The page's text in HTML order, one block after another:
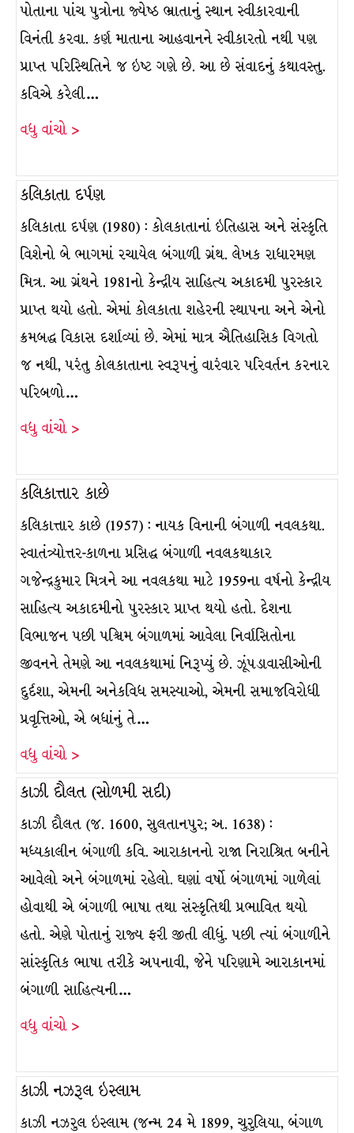
પોતાના પાંચ પુત્રોના જ્યેષ્ઠ ભ્રાતાનું સ્થાન સ્વીકારવાની
વિનંતી કરવા. કર્ણ માતાના આહવાનને સ્વીકારતો નથી પણ
પ્રાપ્ત પરિસ્થિતિને જ ઇષ્ટ ગણે છે. આ છે સંવાદનું કથાવસ્તુ.
કવિએ કરેલી…
વધુ વાંચો >
કલિકાતા દર્પણ
કલિકાતા દર્પણ (1980) : કોલકાતાનાં ઇતિહાસ અને સંસ્કૃતિ
વિશેનો બે ભાગમાં રચાયેલ બંગાળી ગ્રંથ. લેખક રાધારમણ
મિત્ર. આ ગ્રંથને 1981નો કેન્દ્રીય સાહિત્ય અકાદમી પુરસ્કાર
પ્રાપ્ત થયો હતો. એમાં કોલકાતા શહેરની સ્થાપના અને એનો
ક્રમબદ્ધ વિકાસ દર્શાવ્યાં છે. એમાં માત્ર ઐતિહાસિક વિગતો
જ નથી, પરંતુ કોલકાતાના સ્વરૂપનું વારંવાર પરિવર્તન કરનાર
પરિબળો…
વધુ વાંચો >
કલિકાત્તાર કાછે
કલિકાત્તાર કાછે (1957) : નાયક વિનાની બંગાળી નવલકથા.
સ્વાતંત્ર્યોત્તર-કાળના પ્રસિદ્ધ બંગાળી નવલકથાકાર
ગજેન્દ્રકુમાર મિત્રને આ નવલકથા માટે 1959ના વર્ષનો કેન્દ્રીય
સાહિત્ય અકાદમીનો પુરસ્કાર પ્રાપ્ત થયો હતો. દેશના
વિભાજન પછી પશ્ચિમ બંગાળમાં આવેલા નિર્વાસિતોના
જીવનને તેમણે આ નવલકથામાં નિરૂપ્યું છે. ઝૂંપડાવાસીઓની
દુર્દશા, એમની અનેકવિધ સમસ્યાઓ, એમની સમાજવિરોધી
પ્રવૃત્તિઓ, એ બધાંનું તે…
વધુ વાંચો >
કાઝી દૌલત (સોળમી સદી)
કાઝી દૌલત (જ. 1600, સુલતાનપુર; અ. 1638) :
મધ્યકાલીન બંગાળી કવિ. આરાકાનનો રાજા નિરાશ્રિત બનીને
આવેલો અને બંગાળમાં રહેલો. ઘણાં વર્ષો બંગાળમાં ગાળેલાં
હોવાથી એ બંગાળી ભાષા તથા સંસ્કૃતિથી પ્રભાવિત થયો
હતો. એણે પોતાનું રાજ્ય ફરી જીતી લીધું. પછી ત્યાં બંગાળીને
સાંસ્કૃતિક ભાષા તરીકે અપનાવી, જેને પરિણામે આરાકાનમાં
બંગાળી સાહિત્યની…
વધુ વાંચો >
કાઝી નઝરૂલ ઇસ્લામ
કાઝી નઝરુલ ઇસ્લામ (જન્મ 24 મે 1899, ચુરુલિયા, બંગાળ